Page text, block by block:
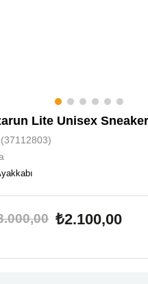
Lite Unisex Sneaker
(37112803)
₺2.100,00